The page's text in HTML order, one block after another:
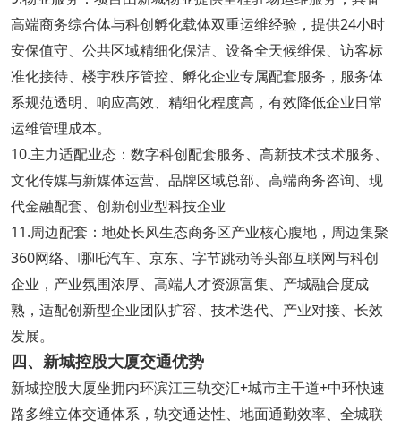
高端商务综合体与科创孵化载体双重运维经验，提供24小时
安保值守、公共区域精细化保洁、设备全天候维保、访客标
准化接待、楼宇秩序管控、孵化企业专属配套服务，服务体
系规范透明、响应高效、精细化程度高，有效降低企业日常
运维管理成本。
10.主力适配业态：数字科创配套服务、高新技术技术服务、
文化传媒与新媒体运营、品牌区域总部、高端商务咨询、现
代金融配套、创新创业型科技企业
11.周边配套：地处长风生态商务区产业核心腹地，周边集聚
360网络、哪吒汽车、京东、字节跳动等头部互联网与科创
企业，产业氛围浓厚、高端人才资源富集、产城融合度成
熟，适配创新型企业团队扩容、技术迭代、产业对接、长效
发展。
四、新城控股大厦交通优势
新城控股大厦坐拥内环滨江三轨交汇+城市主干道+中环快速
路多维立体交通体系，轨交通达性、地面通勤效率、全城联